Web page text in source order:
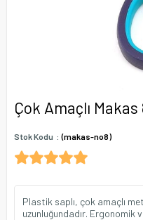
Çok Amaçlı Makas
Stok Kodu (makas-no8)
Plastik saplı, çok amaçlı
uzunluğundadır. Ergonomik